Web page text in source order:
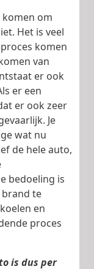
om
Het is veel
komen
van
er ook
er een
er ook zeer
Je
wat nu
de hele auto,
bedoeling is
te
en
proces
is dus per